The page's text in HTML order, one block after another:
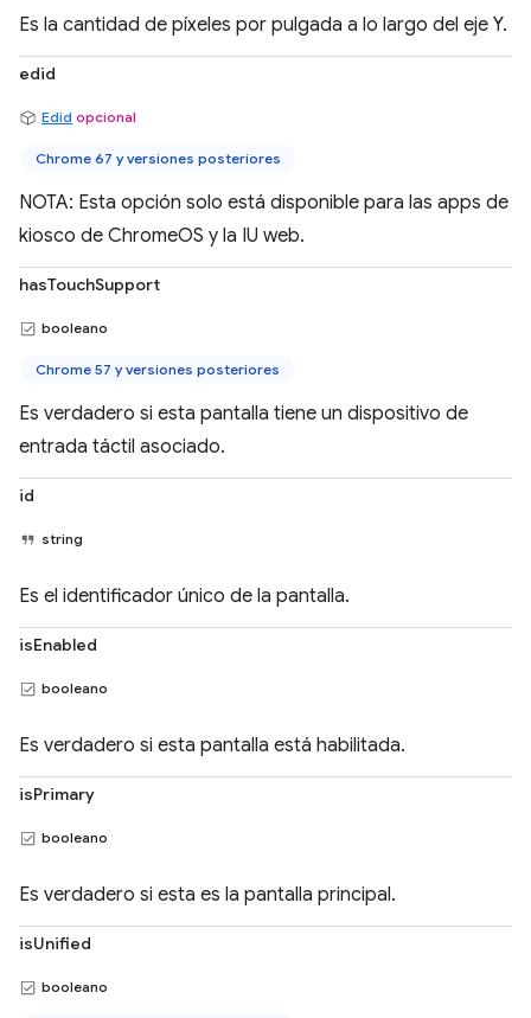
Es la cantidad de píxeles por pulgada a lo largo del eje Y.
edid
Edid opcional
Chrome 67 y versiones posteriores
NOTA: Esta opción solo está disponible para las apps de
kiosco de ChromeOS y la IU web.
hasTouchSupport
booleano
Chrome 57 y versiones posteriores
Es verdadero si esta pantalla tiene un dispositivo de
entrada táctil asociado.
id
string
Es el identificador único de la pantalla.
isEnabled
booleano
Es verdadero si esta pantalla está habilitada.
isPrimary
booleano
Es verdadero si esta es la pantalla principal.
isUnified
booleano